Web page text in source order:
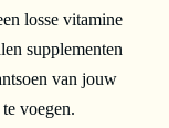
losse vitamine
supplementen
van jouw
voegen.